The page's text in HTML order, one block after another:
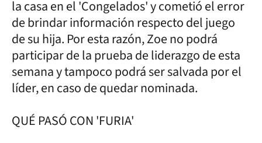
la casa en el 'Congelados' y cometió el error
de brindar información respecto del juego
de su hija. Por esta razón, Zoe no podrá
participar de la prueba de liderazgo de esta
semana y tampoco podrá ser salvada por el
líder, en caso de quedar nominada.
QUÉ PASÓ CON 'FURIA'